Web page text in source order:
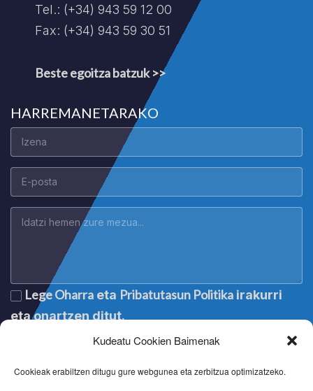
Kudeatu Cookien Baimenak
Cookieak erabiltzen ditugu gure webgunea eta zerbitzua optimizatzeko.
Tel.: (+34) 943 59 12 00
Fax: (+34) 943 59 30 51
Beste egoitza batzuk >>
HARREMANETARAKO
Lege Oharra eta Pribatutasun Politika irakurri
eta onartzen ditut.